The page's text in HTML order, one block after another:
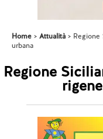
Home Attualità
Regione
urbana
Regione